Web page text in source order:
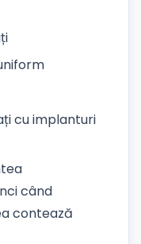
cu implanturi
când
contează